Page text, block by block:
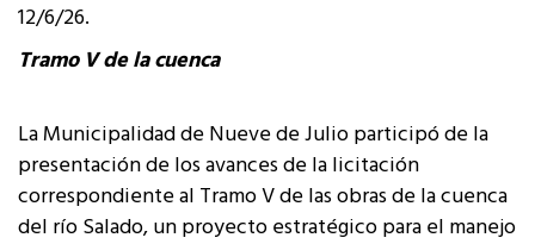
12/6/26.
Tramo V de la cuenca
La Municipalidad de Nueve de Julio participó de la
presentación de los avances de la licitación
correspondiente al Tramo V de las obras de la cuenca
del río Salado, un proyecto estratégico para el manejo